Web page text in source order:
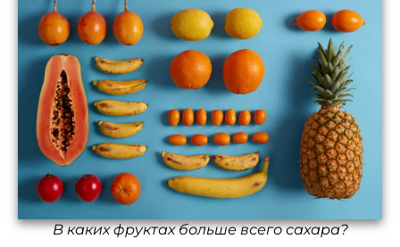
В каких фруктах больше всего сахара?